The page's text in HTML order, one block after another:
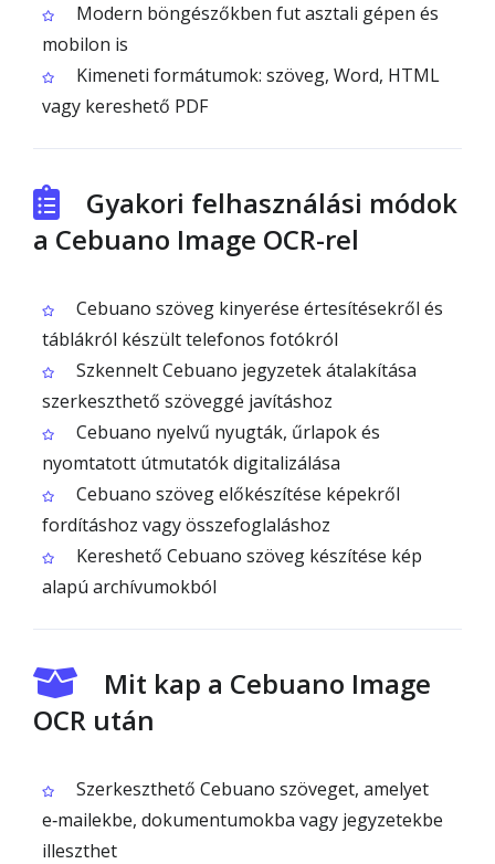
Modern böngészőkben fut asztali gépen és
mobilon is
Kimeneti formátumok: szöveg, Word, HTML
vagy kereshető PDF
Gyakori felhasználási módok
a Cebuano Image OCR-rel
Cebuano szöveg kinyerése értesítésekről és
táblákról készült telefonos fotókról
Szkennelt Cebuano jegyzetek átalakítása
szerkeszthető szöveggé javításhoz
Cebuano nyelvű nyugták, űrlapok és
nyomtatott útmutatók digitalizálása
Cebuano szöveg előkészítése képekről
fordításhoz vagy összefoglaláshoz
Kereshető Cebuano szöveg készítése kép
alapú archívumokból
Mit kap a Cebuano Image
OCR után
Szerkeszthető Cebuano szöveget, amelyet
e‑mailekbe, dokumentumokba vagy jegyzetekbe
illeszthet